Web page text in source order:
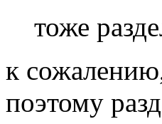
тоже
к
поэтому